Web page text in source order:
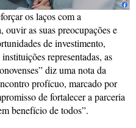
os laços com a
as suas preocupações e
de investimento,
representadas, as
diz uma nota da
profícuo, marcado por
de fortalecer a parceria
benefício de todos”.